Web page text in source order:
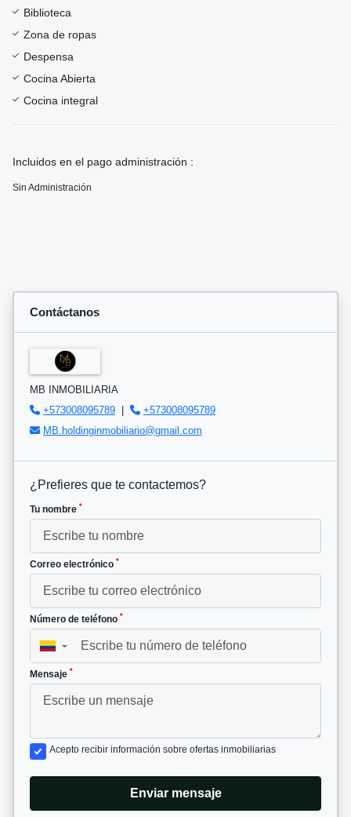
Biblioteca
Zona de ropas
Despensa
Cocina Abierta
Cocina integral
Incluidos en el pago administración :
Sin Administración
Contáctanos
MB INMOBILIARIA
+573008095789 |
+573008095789
MB.holdinginmobiliario@gmail.com
¿Prefieres que te contactemos?
Tu nombre *
Correo electrónico *
Número de teléfono *
▼
Mensaje *
Acepto recibir información sobre ofertas inmobiliarias
Enviar mensaje